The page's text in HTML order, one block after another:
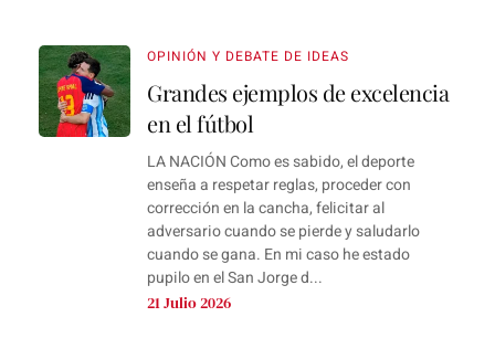
OPINIÓN Y DEBATE DE IDEAS
Grandes ejemplos de excelencia
en el fútbol
LA NACIÓN Como es sabido, el deporte
enseña a respetar reglas, proceder con
corrección en la cancha, felicitar al
adversario cuando se pierde y saludarlo
cuando se gana. En mi caso he estado
pupilo en el San Jorge d...
21 Julio 2026